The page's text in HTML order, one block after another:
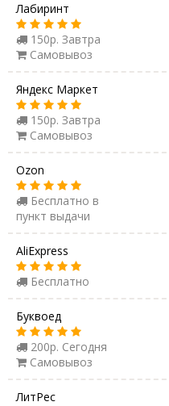
Лабиринт
150р. Завтра
Самовывоз
Яндекс Маркет
150р. Завтра
Самовывоз
Ozon
Бесплатно в
пункт выдачи
AliExpress
Бесплатно
Буквоед
200р. Сегодня
Самовывоз
ЛитРес